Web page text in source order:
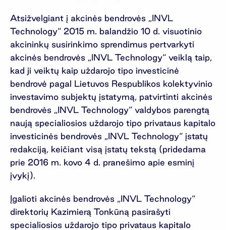
Atsižvelgiant į akcinės bendrovės „INVL
Technology“ 2015 m. balandžio 10 d. visuotinio
akcininkų susirinkimo sprendimus pertvarkyti
akcinės bendrovės „INVL Technology“ veiklą taip,
kad ji veiktų kaip uždarojo tipo investicinė
bendrovė pagal Lietuvos Respublikos kolektyvinio
investavimo subjektų įstatymą, patvirtinti akcinės
bendrovės „INVL Technology“ valdybos parengtą
naują specialiosios uždarojo tipo privataus kapitalo
investicinės bendrovės „INVL Technology“ įstatų
redakciją, keičiant visą įstatų tekstą (pridedama
prie 2016 m. kovo 4 d. pranešimo apie esminį
įvykį).
Įgalioti akcinės bendrovės „INVL Technology“
direktorių Kazimierą Tonkūną pasirašyti
specialiosios uždarojo tipo privataus kapitalo